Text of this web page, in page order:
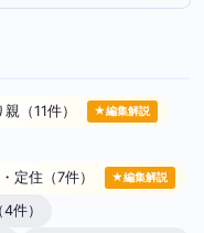
（11件） ★編集解説
定住（7件） ★編集解説
件）